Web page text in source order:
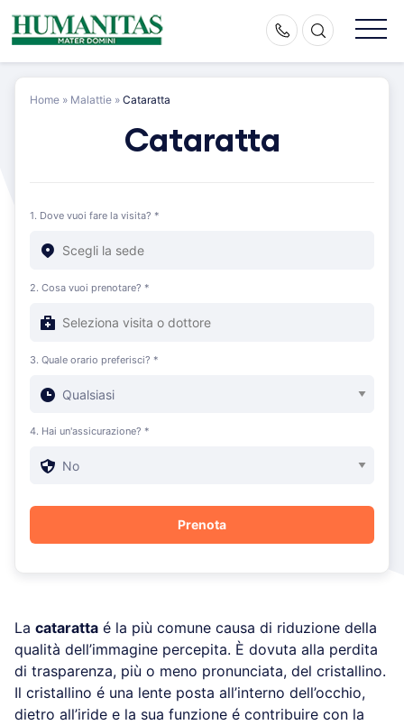
Skip
to
Home » Malattie » Cataratta
Cataratta
1. Dove vuoi fare la visita? *
2. Cosa vuoi prenotare? *
3. Quale orario preferisci? *
4. Hai un'assicurazione? *
La cataratta é la più comune causa di riduzione della
qualità dell’immagine percepita. È dovuta alla perdita
di trasparenza, più o meno pronunciata, del cristallino.
Il cristallino é una lente posta all’interno dell’occhio,
dietro all’iride e la sua funzione é contribuire con la